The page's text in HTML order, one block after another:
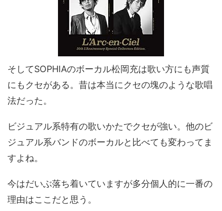
そしてSOPHIAのボーカル松岡充は歌い方にも声質
にもクセがある。昔は本当にクセの塊のような歌唱
法だった。
ビジュアル系特有の歌いかたでクセが強い。他のビ
ジュアル系バンドのボーカルと比べても変わってま
すよね。
今はだいぶ落ち着いていますが多分個人的に一番の
理由はここだと思う。